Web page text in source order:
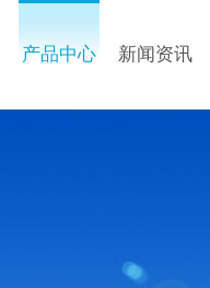
产品中心 新闻资讯